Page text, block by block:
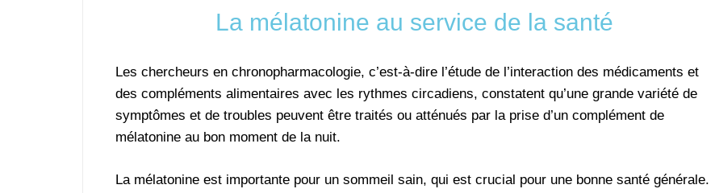
La mélatonine au service de la santé
Les chercheurs en chronopharmacologie, c’est-à-dire l’étude de l’interaction des médicaments et
des compléments alimentaires avec les rythmes circadiens, constatent qu’une grande variété de
symptômes et de troubles peuvent être traités ou atténués par la prise d’un complément de
mélatonine au bon moment de la nuit.
La mélatonine est importante pour un sommeil sain, qui est crucial pour une bonne santé générale.